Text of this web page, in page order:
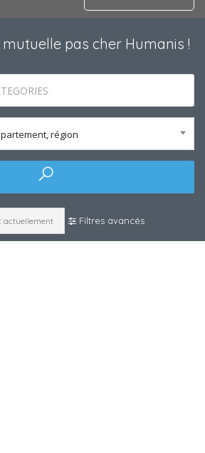
mutuelle pas cher Humanis !
région
actuellement Filtres avancés